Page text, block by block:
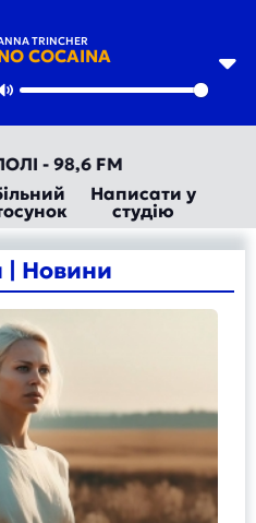
TRINCHER
COCAINA
FM
Написати у
студію
| Новини